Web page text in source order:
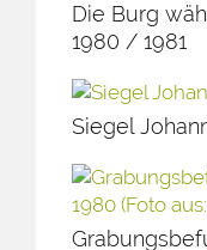
Die Burg
1980 / 1981
Siegel